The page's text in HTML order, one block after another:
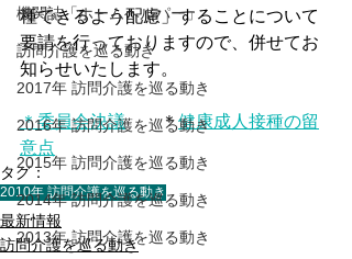
機関誌「ホームヘルパー」
訪問介護を巡る動き
2017年 訪問介護を巡る動き
2016年 訪問介護を巡る動き
2015年 訪問介護を巡る動き
2014年 訪問介護を巡る動き
2013年 訪問介護を巡る動き
種できるよう配慮」することについて
要請を行っておりますので、併せてお
知らせいたします。
＊委員会決議 ＊健康成人接種の留
意点
タグ：
2010年 訪問介護を巡る動き
最新情報
訪問介護を巡る動き